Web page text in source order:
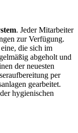
. Jeder Mitarbeiter
zur Verfügung.
die sich im
abgeholt und
der neuesten
per
gearbeitet.
hygienischen